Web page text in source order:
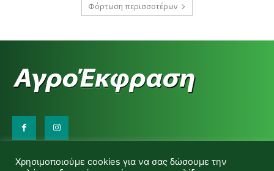
Φόρτωση περισσοτέρων
d.makas@yahoo.gr
Χρησιμοποιούμε cookies για να σας δώσουμε την